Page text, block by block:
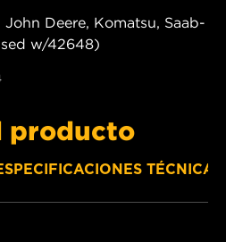
Deere, Komatsu, Saab-
w/42648)
producto
TÉCNICAS